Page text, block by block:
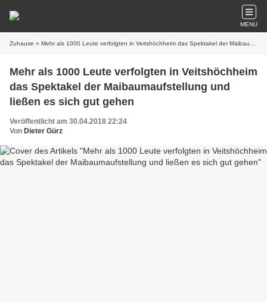
MENU
Zuhause » Mehr als 1000 Leute verfolgten in Veitshöchheim das Spektakel der Maibaumaufstellung und ließen es sich gut gehen
Mehr als 1000 Leute verfolgten in Veitshöchheim
das Spektakel der Maibaumaufstellung und
ließen es sich gut gehen
Veröffentlicht am 30.04.2018 22:24
Von Dieter Gürz